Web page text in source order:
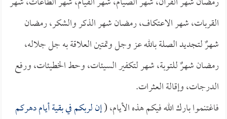
القربات، شهر الاعتكاف، رمضان شهر الذكر والشكر، رمضان
شهرٌ لتجديد الصلة بالله عز وجل وتمتين العلاقة به جل جلاله،
رمضان شهرٌ للتوبة، شهر لتكفير السيئات، وحط الخطيئات، ورفع
الدرجات، وإقالة العثرات.
فاغتنموا بارك الله فيكم هذه الأيام، (إن لربكم في بقية أيام دهركم